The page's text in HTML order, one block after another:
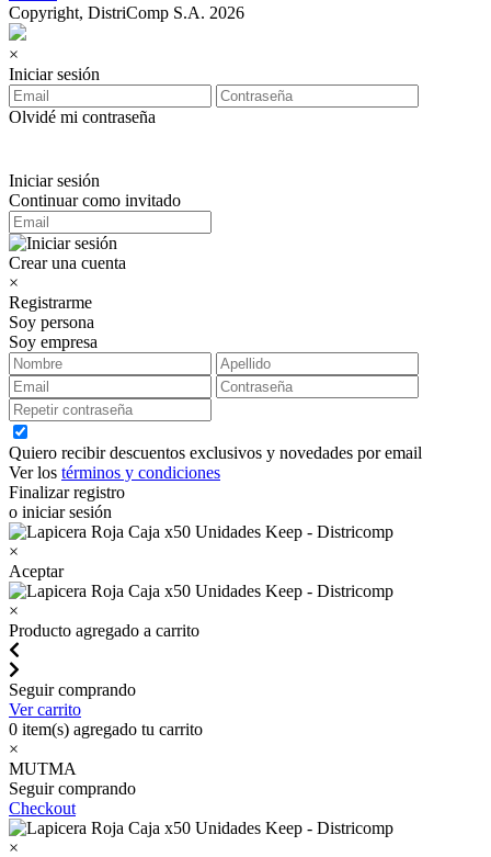
Copyright, DistriComp S.A. 2026
×
Iniciar sesión
Olvidé mi contraseña
Iniciar sesión
Continuar como invitado
Crear una cuenta
×
Registrarme
Soy persona
Soy empresa
Quiero recibir descuentos exclusivos y novedades por email
Ver los términos y condiciones
Finalizar registro
o iniciar sesión
×
Aceptar
×
Producto agregado a carrito
Seguir comprando
Ver carrito
0 item(s) agregado tu carrito
×
MUTMA
Seguir comprando
Checkout
×